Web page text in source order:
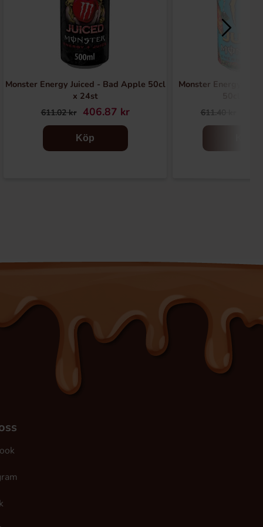
Monster Energy Juiced - Bad Apple 50cl
x 24st
611.02 kr 406.87 kr
Köp
Monster Energy
611.40 kr